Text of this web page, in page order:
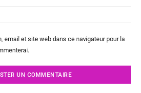
email et site web dans ce navigateur pour la